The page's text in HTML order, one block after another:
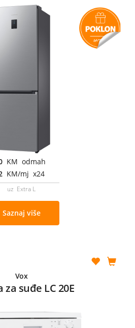
KM odmah
KM/mj x24
uz Extra L
Saznaj više
Vox
za suđe LC 20E